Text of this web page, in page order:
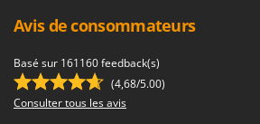
Avis de consommateurs
Basé sur 161160 feedback(s)
(4,68/5.00)
Consulter tous les avis